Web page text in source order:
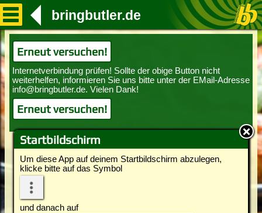
Startbildschirm
Um diese App auf deinem Startbildschirm abzulegen,
klicke bitte auf das Symbol
und danach auf
bringbutler.de
Erneut versuchen!
Erneut versuchen!